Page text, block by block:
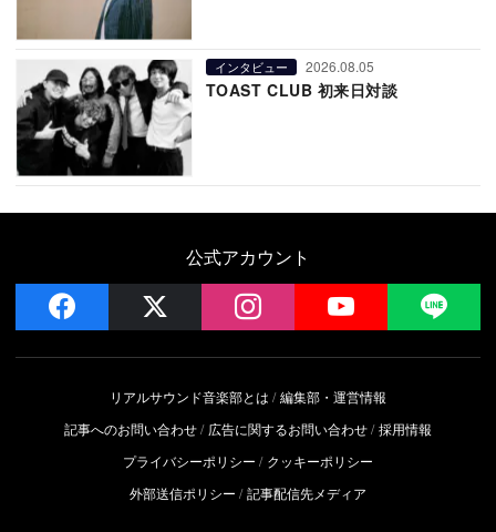
インタビュー 2026.08.05
TOAST CLUB 初来日対談
公式アカウント
facebook instagram YouTube
リアルサウンド音楽部とは
編集部・運営情報
記事へのお問い合わせ
広告に関するお問い合わせ 採用情報
プライバシーポリシー
クッキーポリシー
外部送信ポリシー
記事配信先メディア